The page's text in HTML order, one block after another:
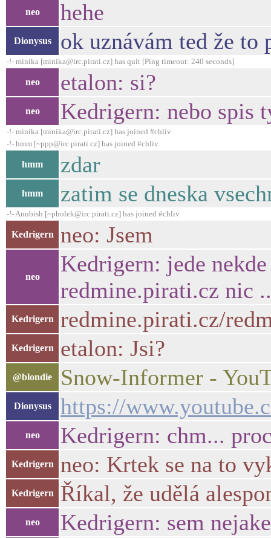
neo hehe
Dionysus ok uznávám ted že to
-!- minika [minika@irc.pirati.cz] has quit [Ping timeout: 240 seconds]
neo etalon: si?
neo Kedrigern: nebo spis
-!- minika [minika@irc.pirati.cz] has joined #chliv
-!- hmm [~ppp@irc.pirati.cz] has joined #chliv
hmm zdar
hmm zatim se dneska
-!- Anubish [~pholek@irc.pirati.cz] has joined #chliv
Kedrigern neo: Jsem
neo
Kedrigern: jede
redmine.pirati.cz nic ..
Kedrigern redmine.pirati.cz/
Kedrigern etalon: Jsi?
@blondie Snow-Informer -
Dionysus https://
neo Kedrigern: chm...
Kedrigern neo: Krtek se na to
Kedrigern Říkal, že udělá
neo Kedrigern: sem